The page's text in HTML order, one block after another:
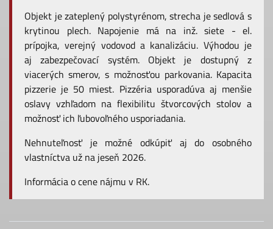
Objekt je zateplený polystyrénom, strecha je sedlová s
krytinou plech. Napojenie má na inž. siete - el.
prípojka, verejný vodovod a kanalizáciu. Výhodou je
aj zabezpečovací systém. Objekt je dostupný z
viacerých smerov, s možnosťou parkovania. Kapacita
pizzerie je 50 miest. Pizzéria usporadúva aj menšie
oslavy vzhľadom na flexibilitu štvorcových stolov a
možnosť ich ľubovoľného usporiadania.
Nehnuteľnosť je možné odkúpiť aj do osobného
vlastníctva už na jeseň 2026.
Informácia o cene nájmu v RK.